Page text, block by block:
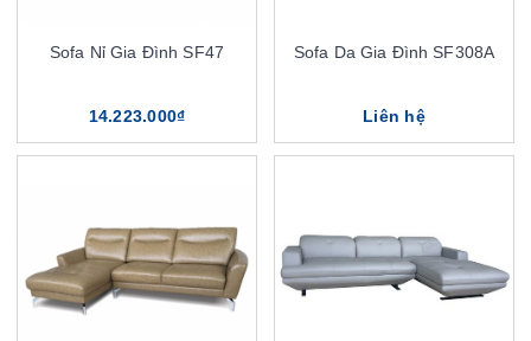
Sofa Nỉ Gia Đình SF47
14.223.000₫
Sofa Da Gia Đình SF308A
Liên hệ